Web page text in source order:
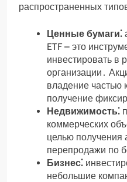
распространенных
Ценные бумаги⁚
ETF – это
инвестировать в
организации․
владение частью
получение
Недвижимость⁚
коммерческих
целью получения
перепродажи по
Бизнес⁚
небольшие